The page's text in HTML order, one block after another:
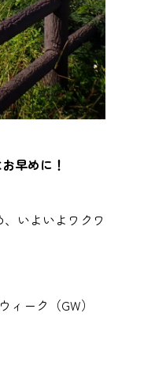
早めに！
いよいよワクワ
ーク（GW）